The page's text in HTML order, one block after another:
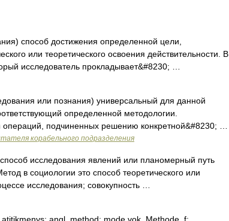
способ достижения определенной цели,
или теоретического освоения действительности. В
исследователь прокладывает&#8230; …
или познания) универсальный для данной
определенной методологии.
операций, подчиненных решению конкретной&#8230; …
корабельного подразделения
исследования явлений или планомерный путь
в социологии это способ теоретического или
исследования; совокупность …